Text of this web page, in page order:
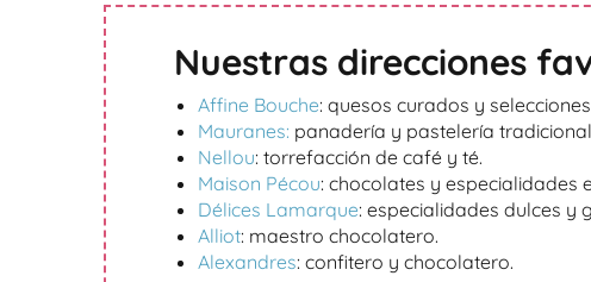
Nuestras direcciones
Affine Bouche: quesos curados y
Mauranes: panadería y pastelería
Nellou: torrefacción de café y té.
Maison Pécou: chocolates y especialidades
Délices Lamarque: especialidades dulces y
Alliot: maestro chocolatero.
Alexandres: confitero y chocolatero.